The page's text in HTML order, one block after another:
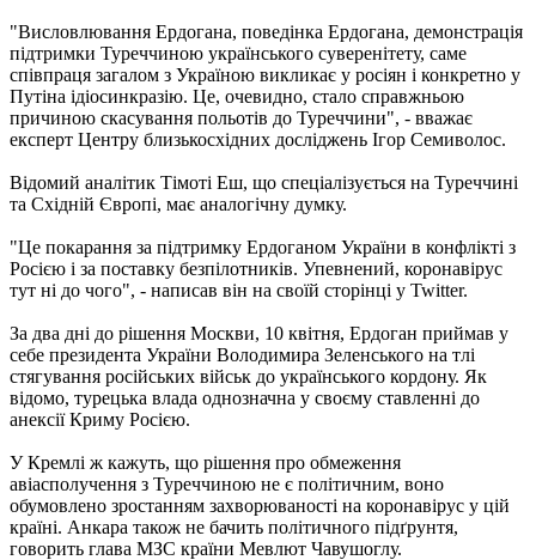
"Висловлювання Ердогана, поведінка Ердогана, демонстрація
підтримки Туреччиною українського суверенітету, саме
співпраця загалом з Україною викликає у росіян і конкретно у
Путіна ідіосинкразію. Це, очевидно, стало справжньою
причиною скасування польотів до Туреччини", - вважає
експерт Центру близькосхідних досліджень Ігор Семиволос.
Відомий аналітик Тімоті Еш, що спеціалізується на Туреччині
та Східній Європі, має аналогічну думку.
"Це покарання за підтримку Ердоганом України в конфлікті з
Росією і за поставку безпілотників. Упевнений, коронавірус
тут ні до чого", - написав він на своїй сторінці у Twitter.
За два дні до рішення Москви, 10 квітня, Ердоган приймав у
себе президента України Володимира Зеленського на тлі
стягування російських військ до українського кордону. Як
відомо, турецька влада однозначна у своєму ставленні до
анексії Криму Росією.
У Кремлі ж кажуть, що рішення про обмеження
авіасполучення з Туреччиною не є політичним, воно
обумовлено зростанням захворюваності на коронавірус у цій
країні. Анкара також не бачить політичного підґрунтя,
говорить глава МЗС країни Мевлют Чавушоглу.